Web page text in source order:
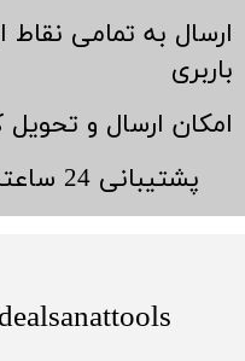
​ارسال به تمامی
باربری
​امکان ارسال و تحویل
​پشتیبانی 24 ساعته در هفت روز هفته